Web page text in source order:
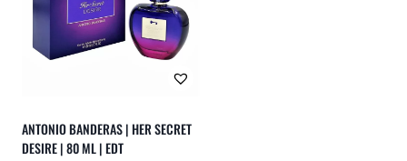
ANTONIO BANDERAS | HER SECRET
DESIRE | 80 ML | EDT